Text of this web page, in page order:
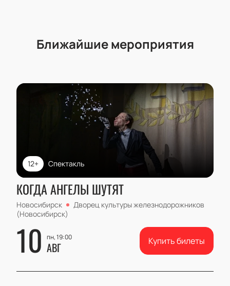
Ближайшие мероприятия
Спектакль
12+
КОГДА АНГЕЛЫ ШУТЯТ
Новосибирск
Дворец культуры железнодорожников
(Новосибирск)
10 пн, 19:00
АВГ Купить билеты